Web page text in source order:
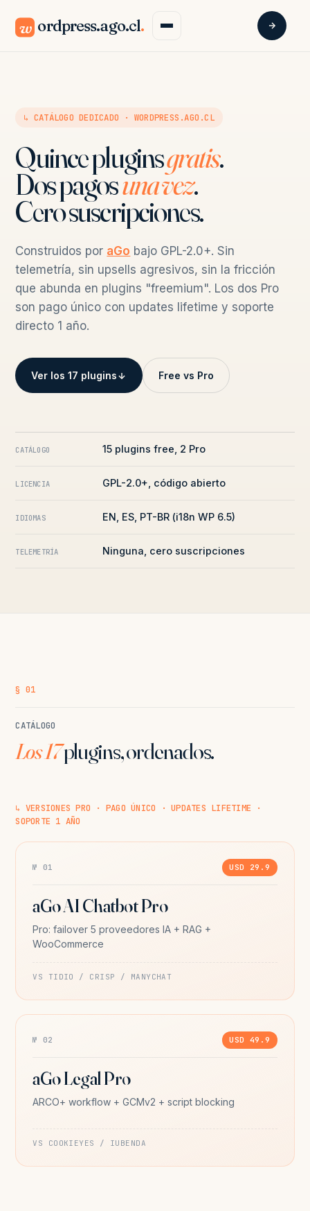
w ordpress.ago.cl.
↳ CATÁLOGO DEDICADO · WORDPRESS.AGO.CL
Quince pluginsgratis.
Dos pagosuna vez.
Cero suscripciones.
Construidos por aGo bajo GPL-2.0+. Sin
telemetría, sin upsells agresivos, sin la fricción
que abunda en plugins "freemium". Los dos Pro
son pago único con updates lifetime y soporte
directo 1 año.
Ver los 17 plugins Free vs Pro
CATÁLOGO 15 plugins free, 2 Pro
LICENCIA GPL-2.0+, código abierto
IDIOMAS EN, ES, PT-BR (i18n WP 6.5)
TELEMETRÍA Ninguna, cero suscripciones
§ 01
CATÁLOGO
Los 17plugins, ordenados.
↳ VERSIONES PRO · PAGO ÚNICO · UPDATES LIFETIME ·
SOPORTE 1 AÑO
№ 01 USD 29.9
aGo AI Chatbot Pro
Pro: failover 5 proveedores IA + RAG +
WooCommerce
VS TIDIO / CRISP / MANYCHAT
№ 02 USD 49.9
aGo Legal Pro
ARCO+ workflow + GCMv2 + script blocking
VS COOKIEYES / IUBENDA